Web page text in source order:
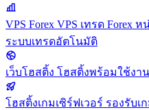
VPS Forex VPS เทรด Forex
ระบบเทรดอัตโนมัติ
เว็บโฮสติ้ง โฮสติ้งพร้อมใช้งาน
โฮสติ้งเกมเซิร์ฟเวอร์ รองรับเ